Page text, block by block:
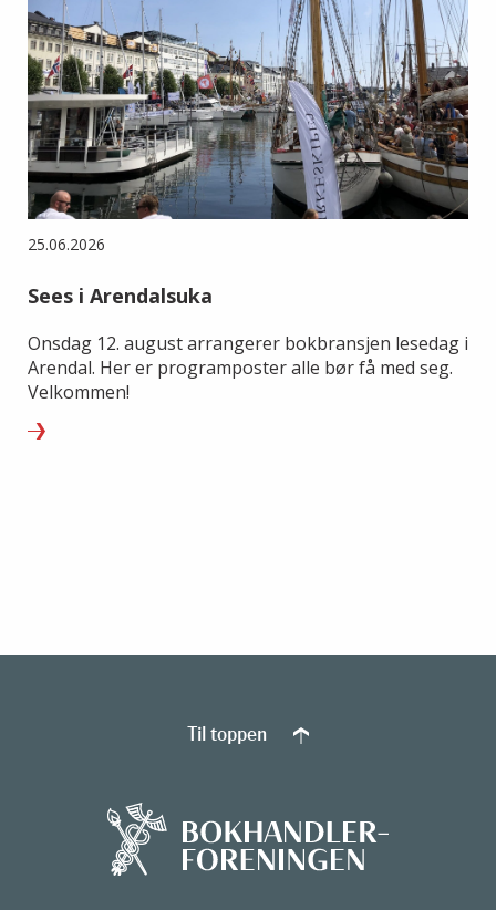
25.06.2026
Sees i Arendalsuka
Onsdag 12. august arrangerer bokbransjen lesedag i
Arendal. Her er programposter alle bør få med seg.
Velkommen!
Til toppen